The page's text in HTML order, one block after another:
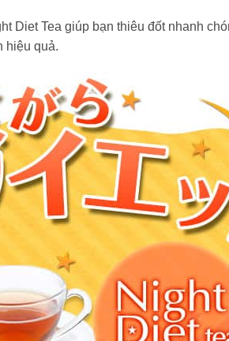
Diet Tea giúp bạn thiêu đốt nhanh
hiệu quả.